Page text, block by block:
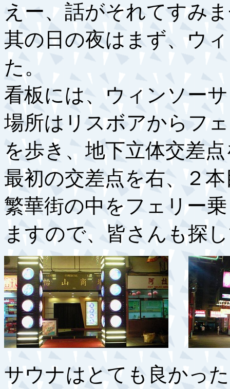
えー、話がそれてすみ
其の日の夜はまず、ウ
た。
看板には、ウィンソー
場所はリスボアからフ
を歩き、地下立体交差
最初の交差点を右、２
繁華街の中をフェリー
ますので、皆さんも探
サウナはとても良かっ